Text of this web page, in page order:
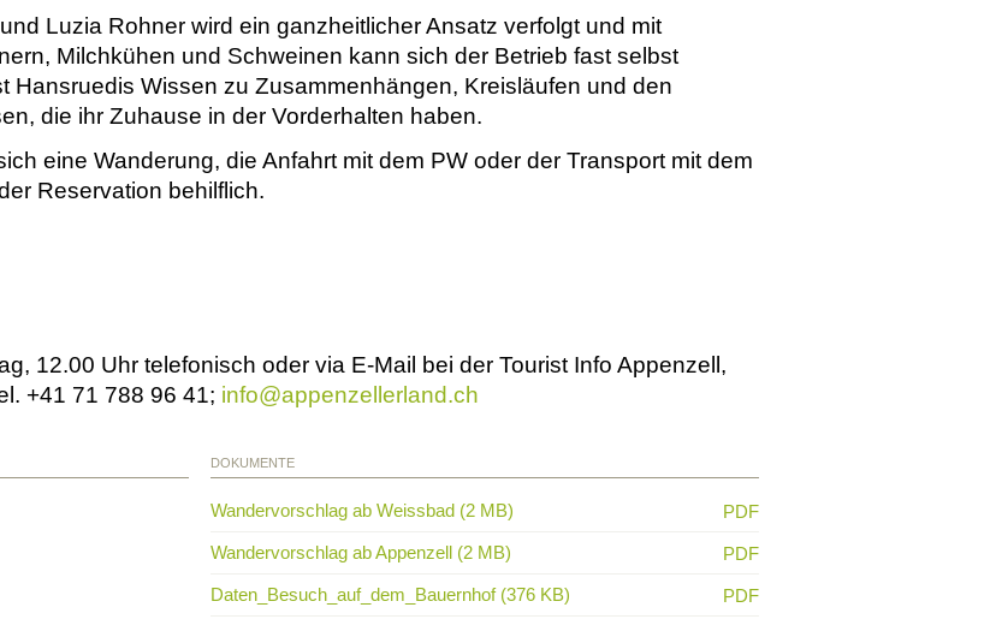
Luzia Rohner wird ein ganzheitlicher Ansatz verfolgt und mit
Milchkühen und Schweinen kann sich der Betrieb fast selbst
Hansruedis Wissen zu Zusammenhängen, Kreisläufen und den
die ihr Zuhause in der Vorderhalten haben.
eine Wanderung, die Anfahrt mit dem PW oder der Transport mit dem
Reservation behilflich.
12.00 Uhr telefonisch oder via E-Mail bei der Tourist Info Appenzell,
+41 71 788 96 41; info@appenzellerland.ch
DOKUMENTE
Wandervorschlag ab Weissbad (2 MB)
PDF
Wandervorschlag ab Appenzell (2 MB)
PDF
Daten_Besuch_auf_dem_Bauernhof (376 KB)
PDF